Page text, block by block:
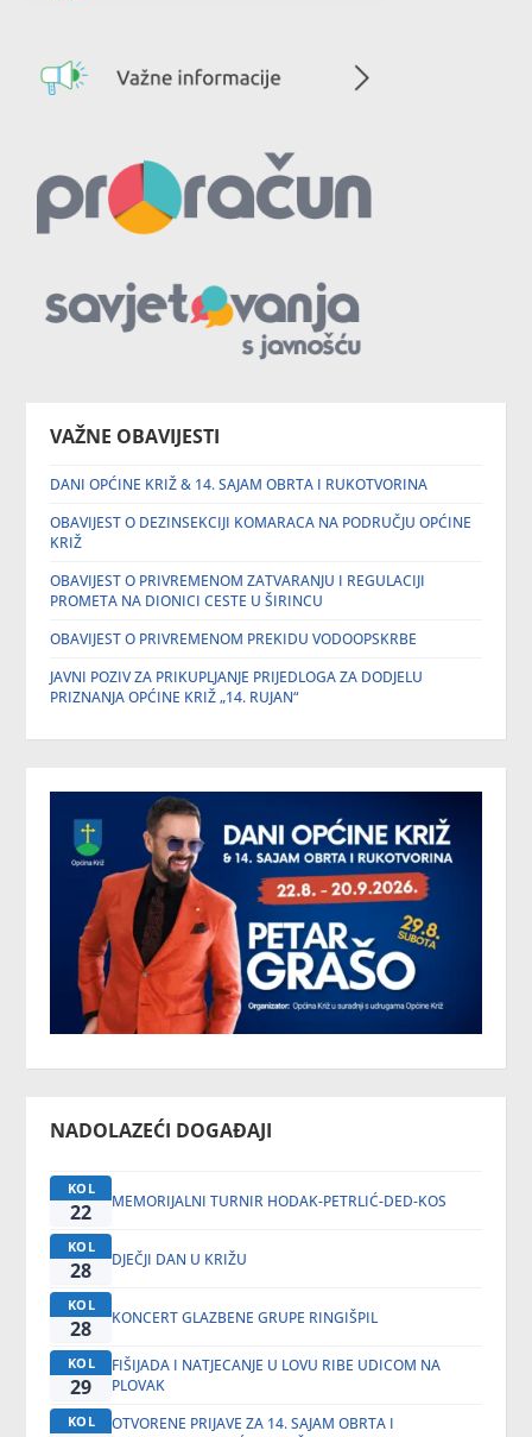
VAŽNE OBAVIJESTI
DANI OPĆINE KRIŽ & 14. SAJAM OBRTA I RUKOTVORINA
OBAVIJEST O DEZINSEKCIJI KOMARACA NA PODRUČJU OPĆINE
KRIŽ
OBAVIJEST O PRIVREMENOM ZATVARANJU I REGULACIJI
PROMETA NA DIONICI CESTE U ŠIRINCU
OBAVIJEST O PRIVREMENOM PREKIDU VODOOPSKRBE
JAVNI POZIV ZA PRIKUPLJANJE PRIJEDLOGA ZA DODJELU
PRIZNANJA OPĆINE KRIŽ „14. RUJAN“
NADOLAZEĆI DOGAĐAJI
KOL
22 MEMORIJALNI TURNIR HODAK-PETRLIĆ-DED-KOS
KOL
28 DJEČJI DAN U KRIŽU
KOL
28 KONCERT GLAZBENE GRUPE RINGIŠPIL
KOL
29
FIŠIJADA I NATJECANJE U LOVU RIBE UDICOM NA
PLOVAK
KOL
OTVORENE PRIJAVE ZA 14. SAJAM OBRTA I